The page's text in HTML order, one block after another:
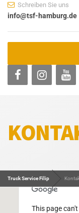
Schreiben Sie uns
info@tsf-hamburg.de
Truck Service Filip
This page